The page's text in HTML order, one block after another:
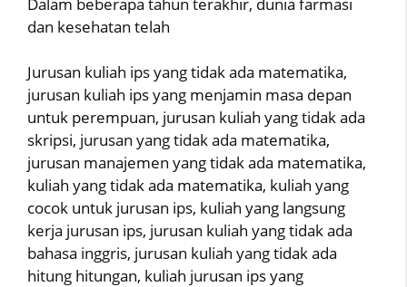
dan kesehatan telah
Jurusan kuliah ips yang tidak ada matematika,
jurusan kuliah ips yang menjamin masa depan
untuk perempuan, jurusan kuliah yang tidak ada
skripsi, jurusan yang tidak ada matematika,
jurusan manajemen yang tidak ada matematika,
kuliah yang tidak ada matematika, kuliah yang
cocok untuk jurusan ips, kuliah yang langsung
kerja jurusan ips, jurusan kuliah yang tidak ada
bahasa inggris, jurusan kuliah yang tidak ada
hitung hitungan, kuliah jurusan ips yang